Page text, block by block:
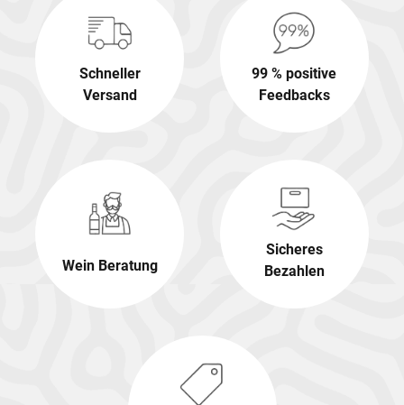
Schneller
Versand
99 % positive
Feedbacks
Wein Beratung
Sicheres
Bezahlen